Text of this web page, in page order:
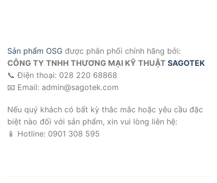
Sản phẩm OSG được phân phối chính hãng bởi:
CÔNG TY TNHH THƯƠNG MẠI KỸ THUẬT SAGOTEK
📞 Điện thoại: 028 220 68868
📧 Email: admin@sagotek.com
Nếu quý khách có bất kỳ thắc mắc hoặc yêu cầu đặc
biệt nào đối với sản phẩm, xin vui lòng liên hệ:
📱 Hotline: 0901 308 595